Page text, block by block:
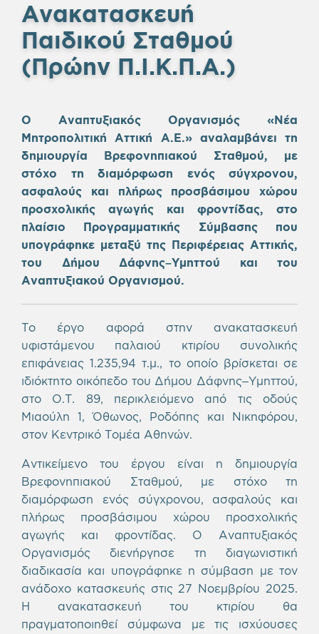
Ανακατασκευή
Παιδικού Σταθμού
(Πρώην Π.Ι.Κ.Π.Α.)
Empty
heading
Ο Αναπτυξιακός Οργανισμός «Νέα
Μητροπολιτική Αττική Α.Ε.» αναλαμβάνει τη
δημιουργία Βρεφονηπιακού Σταθμού, με
στόχο τη διαμόρφωση ενός σύγχρονου,
ασφαλούς και πλήρως προσβάσιμου χώρου
προσχολικής αγωγής και φροντίδας, στο
πλαίσιο Προγραμματικής Σύμβασης που
υπογράφηκε μεταξύ της Περιφέρειας Αττικής,
του Δήμου Δάφνης–Υμηττού και του
Αναπτυξιακού Οργανισμού.
Το έργο αφορά στην ανακατασκευή
υφιστάμενου παλαιού κτιρίου συνολικής
επιφάνειας 1.235,94 τ.μ., το οποίο βρίσκεται σε
ιδιόκτητο οικόπεδο του Δήμου Δάφνης–Υμηττού,
στο Ο.Τ. 89, περικλειόμενο από τις οδούς
Μιαούλη 1, Όθωνος, Ροδόπης και Νικηφόρου,
στον Κεντρικό Τομέα Αθηνών.
Αντικείμενο του έργου είναι η δημιουργία
Βρεφονηπιακού Σταθμού, με στόχο τη
διαμόρφωση ενός σύγχρονου, ασφαλούς και
πλήρως προσβάσιμου χώρου προσχολικής
αγωγής και φροντίδας. Ο Αναπτυξιακός
Οργανισμός διενήργησε τη διαγωνιστική
διαδικασία και υπογράφηκε η σύμβαση με τον
ανάδοχο κατασκευής στις 27 Νοεμβρίου 2025.
Η ανακατασκευή του κτιρίου θα
πραγματοποιηθεί σύμφωνα με τις ισχύουσες